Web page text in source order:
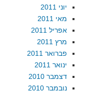
יוני 2011
מאי 2011
אפריל 2011
מרץ 2011
פברואר 2011
ינואר 2011
דצמבר 2010
נובמבר 2010